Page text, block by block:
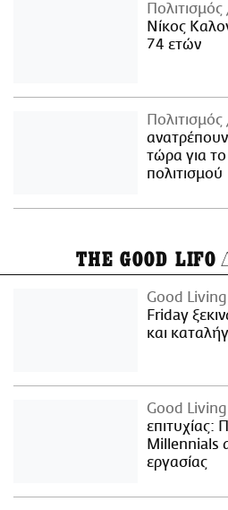
Πολιτισμός
Νίκος
74 ετών
Πολιτισμός
τώρα για
πολιτισμού
THE GOOD LIFO
Good Living
Friday
και
Good Living
επιτυχίας:
Millennials
εργασίας